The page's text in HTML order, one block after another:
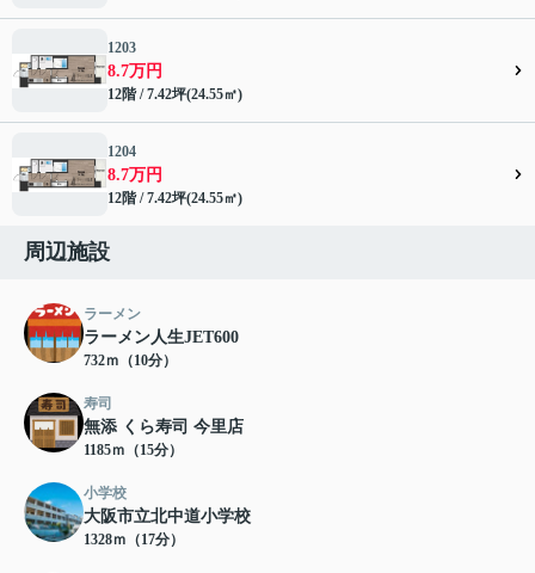
1203
8.7万円
12階 / 7.42坪(24.55㎡)
1204
8.7万円
12階 / 7.42坪(24.55㎡)
周辺施設
ラーメン
ラーメン人生JET600
732ｍ（10分）
寿司
無添 くら寿司 今里店
1185ｍ（15分）
小学校
大阪市立北中道小学校
1328ｍ（17分）